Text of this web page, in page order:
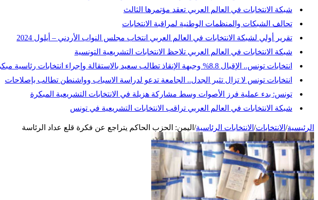
شبكة الانتخابات في العالم العربي تعقد مؤتمرها الثالث
تحالف الشبكات والمنظمات الوطنية لمراقبة الانتخابات
تقرير أولي لشبكة الانتخابات في العالم العربي انتخاب مجلس النواب الأردني – أيلول 2024
شبكة الانتخابات في العالم العربي تلاحظ الانتخابات التشريعية التونسية
انتخابات تونس.. الإقبال 8.8% وجبهة الإنقاذ تطالب سعيد بالاستقالة وإجراء انتخابات رئاسية مبكرة
انتخابات تونس لا تزال تثير الجدل.. الجامعة تدعو لدراسة الاسباب وواشنطن تطالب بإصلاحات
تونس: بدء عملية فرز الأصوات وسط مشاركة هزيلة في الانتخابات التشريعية المبكرة
شبكة الانتخابات في العالم العربي تراقب الانتخابات التشريعية في تونس
الرئيسية/ الانتخابات/ الانتخابات الرئاسية/ اليمن: الحزب الحاكم يتراجع عن فكرة قلع عداد الرئاسة